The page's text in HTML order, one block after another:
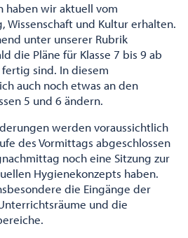
haben wir aktuell vom
Wissenschaft und Kultur erhalten.
unter unserer Rubrik
die Pläne für Klasse 7 bis 9 ab
sind. In diesem
auch noch etwas an den
5 und 6 ändern.
werden voraussichtlich
des Vormittags abgeschlossen
noch eine Sitzung zur
Hygienekonzepts haben.
die Eingänge der
und die